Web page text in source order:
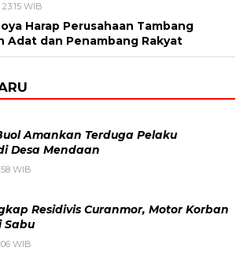
WIB
Harap Perusahaan Tambang
Adat dan Penambang Rakyat
Amankan Terduga Pelaku
Desa Mendaan
WIB
Residivis Curanmor, Motor Korban
Sabu
WIB